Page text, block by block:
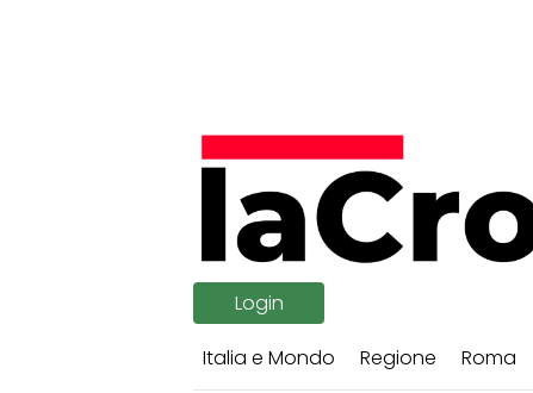
Login
Italia e Mondo
Regione Roma